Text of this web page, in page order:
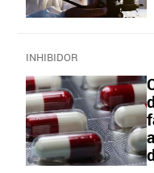
INHIBIDOR